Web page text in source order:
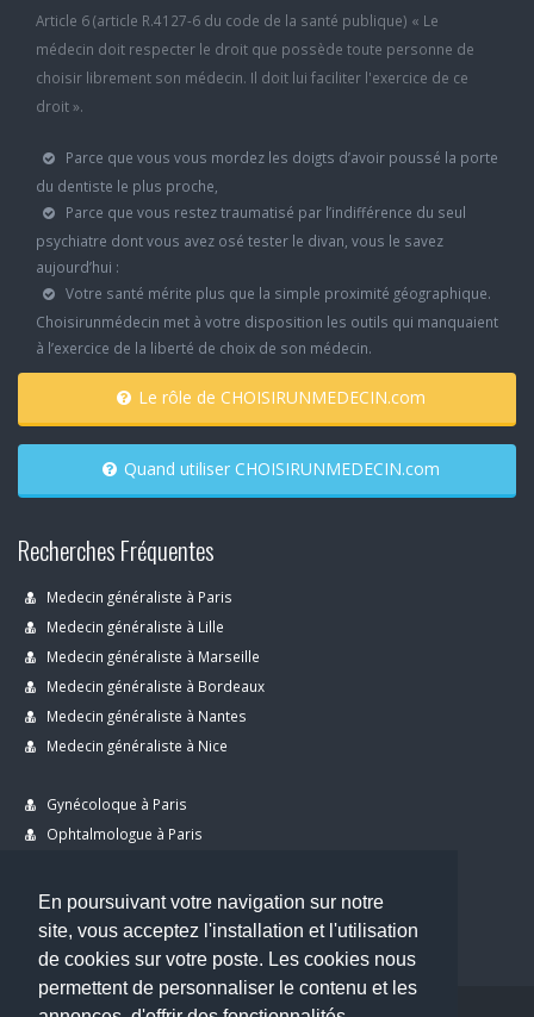
En poursuivant votre navigation sur notre
site, vous acceptez l'installation et l'utilisation
de cookies sur votre poste. Les cookies nous
permettent de personnaliser le contenu et les
Article 6 (article R.4127-6 du code de la santé publique) « Le
médecin doit respecter le droit que possède toute personne de
choisir librement son médecin. Il doit lui faciliter l'exercice de ce
droit ».
Parce que vous vous mordez les doigts d’avoir poussé la porte
du dentiste le plus proche,
Parce que vous restez traumatisé par l’indifférence du seul
psychiatre dont vous avez osé tester le divan, vous le savez
aujourd’hui :
Votre santé mérite plus que la simple proximité géographique.
Choisirunmédecin met à votre disposition les outils qui manquaient
à l’exercice de la liberté de choix de son médecin.
Le rôle de CHOISIRUNMEDECIN.com
Quand utiliser CHOISIRUNMEDECIN.com
Recherches Fréquentes
Medecin généraliste à Paris
Medecin généraliste à Lille
Medecin généraliste à Marseille
Medecin généraliste à Bordeaux
Medecin généraliste à Nantes
Medecin généraliste à Nice
Gynécoloque à Paris
Ophtalmologue à Paris
Dentiste à Paris